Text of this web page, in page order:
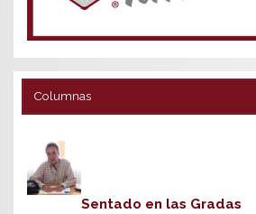
Columnas
Sentado en las Gradas